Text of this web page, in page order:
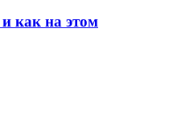
как на этом